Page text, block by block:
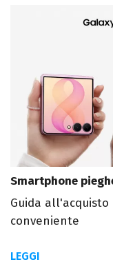
Smartphone
Guida
conveniente
LEGGI